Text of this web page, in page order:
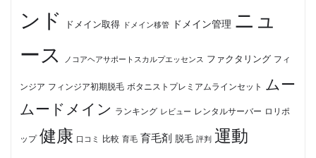
ンド
ドメイン取得 ドメイン移管 ドメイン管理 ニュ
ース
ノコアヘアサポートスカルプエッセンス ファクタリング フィ
ンジア フィンジア初期脱毛 ボタニストプレミアムラインセット ムー
ムードメイン ランキング レビュー レンタルサーバー ロリポ
ップ 健康 口コミ 比較 育毛 育毛剤 脱毛 評判 運動